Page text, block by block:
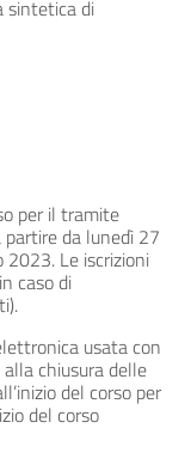
sintetica di
per il tramite
da lunedì 27
Le iscrizioni
caso di
usata con
chiusura delle
del corso per
del corso